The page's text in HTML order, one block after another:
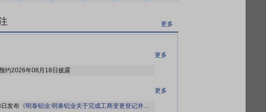
更多
更多
约2026年08月18日披露
更多
发布 《明泰铝业:明泰铝业关于完成工商变更登记并换发营业执照的公告》